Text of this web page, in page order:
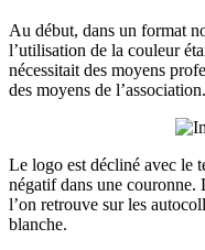
Au début, dans un format
l’utilisation de la couleur
nécessitait des moyens
des moyens de l’association.
Le logo est décliné avec le
négatif dans une couronne.
l’on retrouve sur les
blanche.